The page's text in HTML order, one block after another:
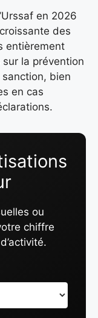
en 2026
des
entièrement
sur la prévention
bien
en cas
ou
chiffre